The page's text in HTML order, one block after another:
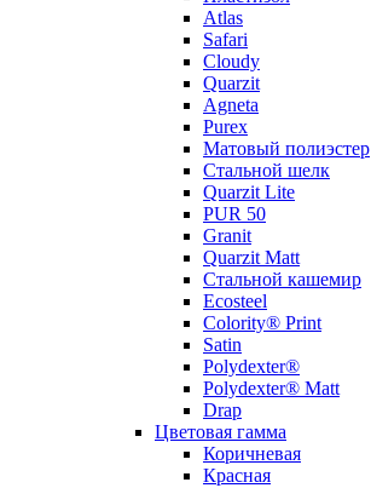
Atlas
Safari
Cloudy
Quarzit
Agneta
Purex
Матовый полиэстер
Стальной шелк
Quarzit Lite
PUR 50
Granit
Quarzit Matt
Стальной кашемир
Ecosteel
Colority® Print
Satin
Polydexter®
Polydexter® Matt
Drap
Цветовая гамма
Коричневая
Красная